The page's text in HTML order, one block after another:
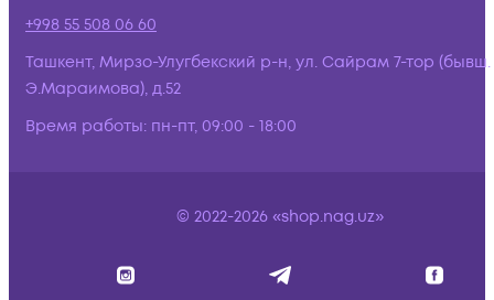
+998 55 508 06 60
Ташкент, Мирзо-Улугбекский р-н, ул. Сайрам 7-тор (бывш.
Э.Мараимова), д.52
Время работы: пн-пт, 09:00 - 18:00
© 2022-2026 «shop.nag.uz»